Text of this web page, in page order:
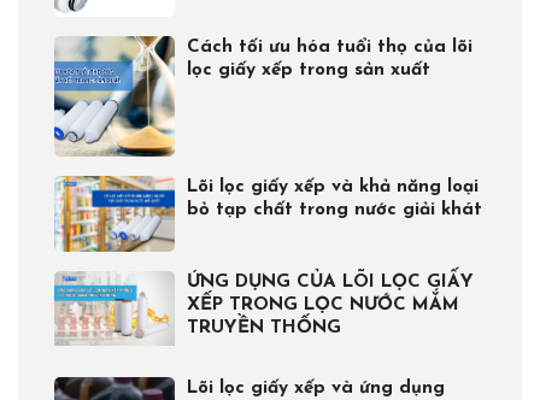
Cách tối ưu hóa tuổi thọ của lõi
lọc giấy xếp trong sản xuất
Lõi lọc giấy xếp và khả năng loại
bỏ tạp chất trong nước giải khát
ỨNG DỤNG CỦA LÕI LỌC GIẤY
XẾP TRONG LỌC NƯỚC MẮM
TRUYỀN THỐNG
Lõi lọc giấy xếp và ứng dụng